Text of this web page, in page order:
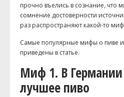
прочно въелись в сознание, что
сомнение достоверности
раз распространяют какой-то
Самые популярные мифы о пиве
приведены в статье.
Миф 1. В
лучшее пиво